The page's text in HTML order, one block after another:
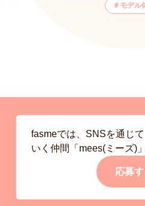
モデル
fasmeでは、SNSを通じ
いく仲間「mees(ミーズ)
応募